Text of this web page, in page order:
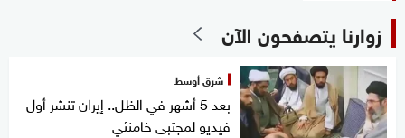
زوارنا يتصفحون الآن
شرق أوسط
بعد 5 أشهر في الظل.. إيران تنشر أول
فيديو لمجتبى خامنئي